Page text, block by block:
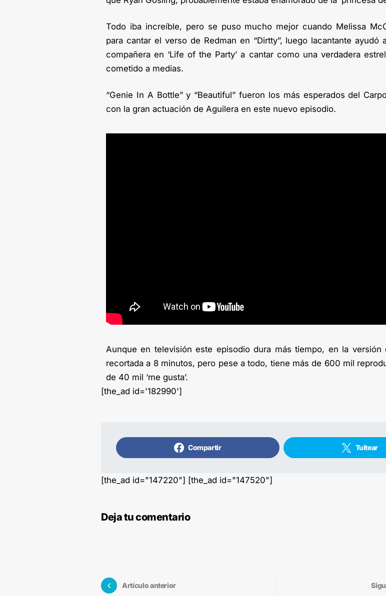
Todo iba increíble, pero se puso mucho mejor cuando Melissa
para cantar el verso de Redman en “Dirtty”, luego lacantante ayudó
compañera en ‘Life of the Party’ a cantar como una verdadera
cometido a medias.
“Genie In A Bottle” y “Beautiful” fueron los más esperados del
con la gran actuación de Aguilera en este nuevo episodio.
Aunque en televisión este episodio dura más tiempo, en la versión
recortada a 8 minutos, pero pese a todo, tiene más de 600 mil
de 40 mil ‘me gusta’.
[the_ad id='182990']
Compartir Tuitear
[the_ad id="147220"] [the_ad id="147520"]
Deja tu comentario
Artículo anterior